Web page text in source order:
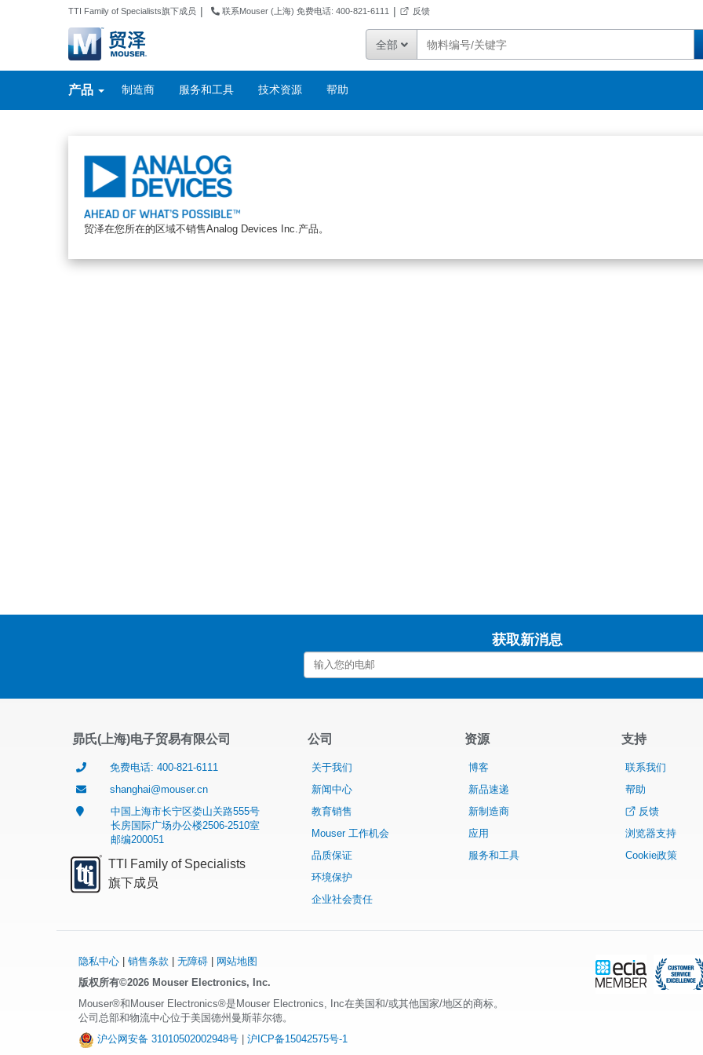
TTI Family of Specialists旗下成员 | 联系Mouser (上海) 免费电话: 400-821-6111 | 反馈
全部
产品 制造商 服务和工具 技术资源 帮助
贸泽在您所在的区域不销售Analog Devices Inc.产品。
获取新消息
昴氏(上海)电子贸易有限公司
免费电话: 400-821-6111
shanghai@mouser.cn
中国上海市长宁区娄山关路555号
长房国际广场办公楼2506-2510室
邮编200051
TTI Family of Specialists
旗下成员
公司
关于我们
新闻中心
教育销售
Mouser 工作机会
品质保证
环境保护
企业社会责任
资源
博客
新品速递
新制造商
应用
服务和工具
支持
联系我们
帮助
反馈
浏览器支持
Cookie政策
隐私中心 | 销售条款 | 无障碍 | 网站地图
版权所有©2026 Mouser Electronics, Inc.
Mouser®和Mouser Electronics®是Mouser Electronics, Inc在美国和/或其他国家/地区的商标。
公司总部和物流中心位于美国德州曼斯菲尔德。
沪公网安备 31010502002948号
沪ICP备15042575号-1